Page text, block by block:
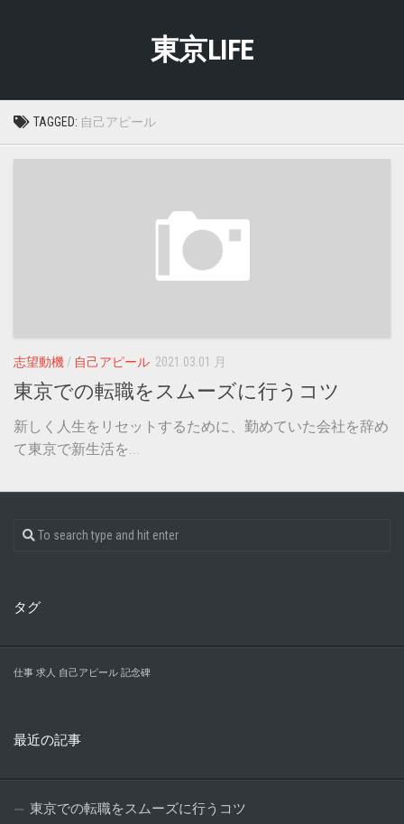
東京LIFE
TAGGED: 自己アピール
志望動機 / 自己アピール 2021.03.01 月
東京での転職をスムーズに行うコツ
新しく人生をリセットするために、勤めていた会社を辞め
て東京で新生活を...
タグ
仕事 求人 自己アピール 記念碑
最近の記事
東京での転職をスムーズに行うコツ